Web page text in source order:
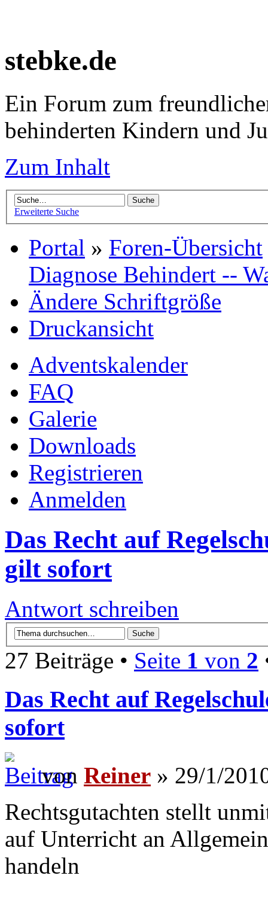
stebke.de
Ein Forum zum
behinderten Kindern und
Zum Inhalt
Erweiterte Suche
Portal » Foren-Übersicht
Diagnose Behindert --
Ändere Schriftgröße
Druckansicht
Adventskalender
FAQ
Galerie
Downloads
Registrieren
Anmelden
Das Recht auf
gilt sofort
Antwort schreiben
27 Beiträge • Seite 1 von 2
Das Recht auf
sofort
von Reiner » 29/1/
Rechtsgutachten stellt
auf Unterricht an
handeln